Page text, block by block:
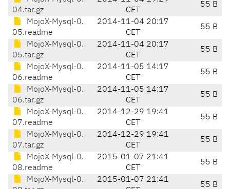
04.tar.gz
CET
55 B
MojoX-Mysql-0.
05.readme
2014-11-04 20:17
CET
55 B
MojoX-Mysql-0.
05.tar.gz
2014-11-04 20:17
CET
55 B
MojoX-Mysql-0.
06.readme
2014-11-05 14:17
CET
55 B
MojoX-Mysql-0.
06.tar.gz
2014-11-05 14:17
CET
55 B
MojoX-Mysql-0.
07.readme
2014-12-29 19:41
CET
55 B
MojoX-Mysql-0.
07.tar.gz
2014-12-29 19:41
CET
55 B
MojoX-Mysql-0.
08.readme
2015-01-07 21:41
CET
55 B
MojoX-Mysql-0.
2015-01-07 21:41
55 B